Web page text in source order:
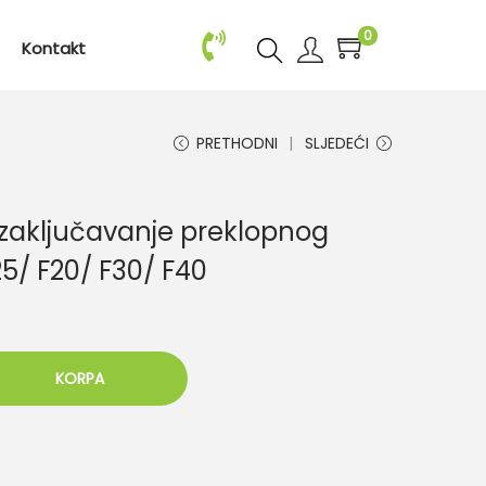
Kontakt
0
PRETHODNI SLJEDEĆI
preklopnog
F20/ F30/ F40
KORPA